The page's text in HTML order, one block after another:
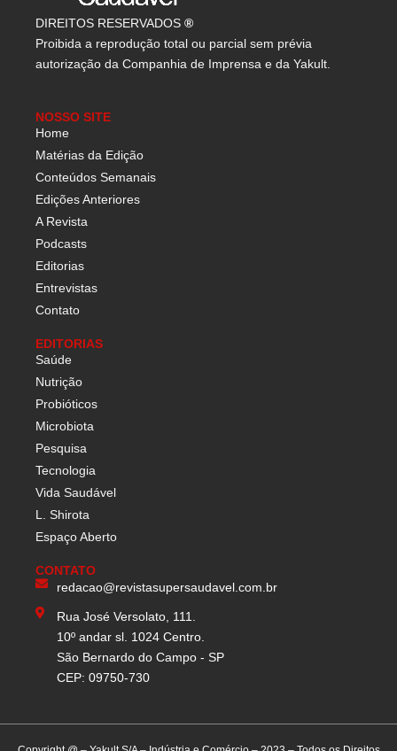
DIREITOS RESERVADOS ®
Proibida a reprodução total ou parcial sem prévia
autorização da Companhia de Imprensa e da Yakult.
NOSSO SITE
Home
Matérias da Edição
Conteúdos Semanais
Edições Anteriores
A Revista
Podcasts
Editorias
Entrevistas
Contato
EDITORIAS
Saúde
Nutrição
Probióticos
Microbiota
Pesquisa
Tecnologia
Vida Saudável
L. Shirota
Espaço Aberto
CONTATO
redacao@revistasupersaudavel.com.br
Rua José Versolato, 111.
10º andar sl. 1024 Centro.
São Bernardo do Campo - SP
CEP: 09750-730